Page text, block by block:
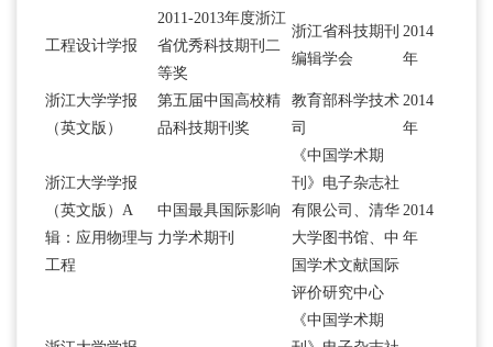
工程设计学报
2011-2013年度浙江
省优秀科技期刊二
等奖
浙江省科技期刊
编辑学会
2014
年
浙江大学学报
（英文版）
第五届中国高校精
品科技期刊奖
教育部科学技术
司
2014
年
浙江大学学报
（英文版）A
辑：应用物理与
工程
中国最具国际影响
力学术期刊
《中国学术期
刊》电子杂志社
有限公司、清华
大学图书馆、中
国学术文献国际
评价研究中心
2014
年
《中国学术期